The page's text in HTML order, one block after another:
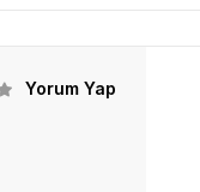
Yorum Yap